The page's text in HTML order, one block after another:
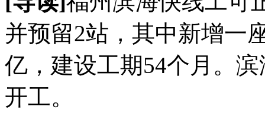
并预留2站，其中新增一
亿，建设工期54个月。
开工。